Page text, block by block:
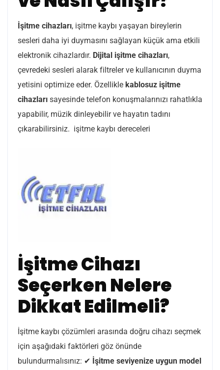
İşitme cihazları, işitme kaybı yaşayan bireylerin
sesleri daha iyi duymasını sağlayan küçük ama etkili
elektronik cihazlardır. Dijital işitme cihazları,
çevredeki sesleri alarak filtreler ve kullanıcının duyma
yetisini optimize eder. Özellikle kablosuz işitme
cihazları sayesinde telefon konuşmalarınızı rahatlıkla
yapabilir, müzik dinleyebilir ve hayatın tadını
çıkarabilirsiniz. işitme kaybı dereceleri
İşitme Cihazı
Seçerken Nelere
Dikkat Edilmeli?
İşitme kaybı çözümleri arasında doğru cihazı seçmek
için aşağıdaki faktörleri göz önünde
bulundurmalısınız: ✔ İşitme seviyenize uygun model